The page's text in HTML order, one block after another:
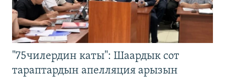
"75чилердин каты": Шаардык сот
тараптардын апелляция арызын